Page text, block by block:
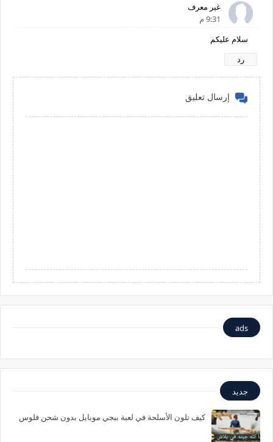
غير معرف
9:31 م
سلام عليكم
رد
إرسال تعليق
ads
جديد
كيف تلون الأسلحة في لعبة ببجي موبايل بدون شحن فلوس